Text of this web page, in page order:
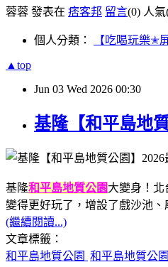
蓉蓉 發表在 痞客邦 留言(0) 人氣
個人分類： 【吃喝玩樂✭
▲top
Jun 03 Wed 2026 00:30
基隆【和平島地
基隆和平島地質公園大變身！
變得更好玩了，增設了戲沙池
(繼續閱讀...)
文章標籤：
和平島地質公園 和平島地質公